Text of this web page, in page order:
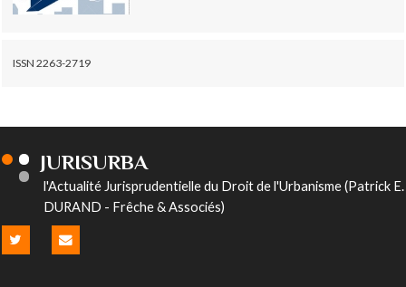
ISSN 2263-2719
JURISURBA
l'Actualité Jurisprudentielle du Droit de l'Urbanisme (Patrick E.
DURAND - Frêche & Associés)